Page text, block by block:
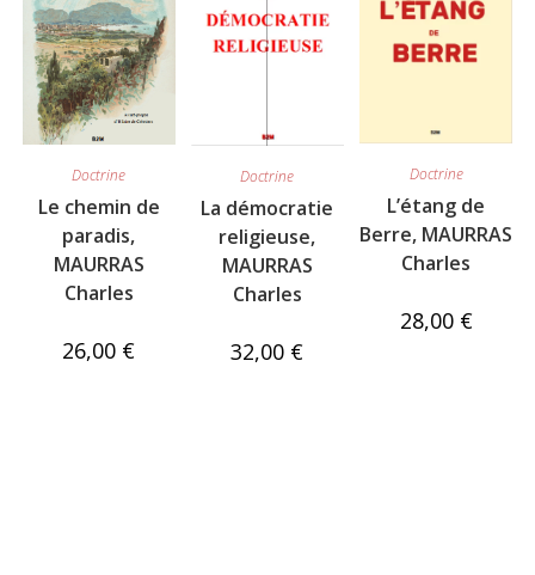
Doctrine
Le chemin de
paradis,
MAURRAS
Charles
26,00 €
Doctrine
La démocratie
religieuse,
MAURRAS
Charles
32,00 €
Doctrine
L’étang de
Berre, MAURRAS
Charles
28,00 €